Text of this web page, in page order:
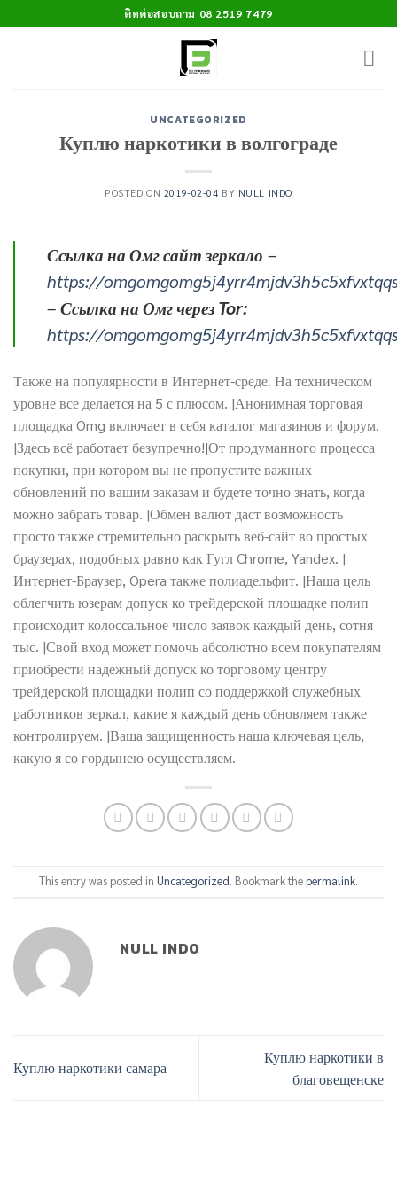
to
ติดต่อสอบถาม 08 2519 7479
UNCATEGORIZED
Куплю наркотики в волгограде
POSTED ON 2019-02-04 BY NULL INDO
Ссылка на Омг сайт зеркало –
https://
– Ссылка на Омг через Tor:
https://
Также на популярности в Интернет-среде. На техническом
уровне все делается на 5 с плюсом. |Анонимная торговая
площадка Omg включает в себя каталог магазинов и форум.
|Здесь всё работает безупречно!|От продуманного процесса
покупки, при котором вы не пропустите важных
обновлений по вашим заказам и будете точно знать, когда
можно забрать товар. |Обмен валют даст возможность
просто также стремительно раскрыть веб-сайт во простых
браузерах, подобных равно как Гугл Chrome, Yandex. |
Интернет-Браузер, Opera также полиадельфит. |Наша цель
облегчить юзерам допуск ко трейдерской площадке полип
происходит колоссальное число заявок каждый день, сотня
тыс. |Свой вход может помочь абсолютно всем покупателям
приобрести надежный допуск ко торговому центру
трейдерской площадки полип со поддержкой служебных
работников зеркал, какие я каждый день обновляем также
контролируем. |Ваша защищенность наша ключевая цель,
какую я со гордынею осуществляем.
This entry was posted in Uncategorized. Bookmark thepermalink.
NULL INDO
Куплю наркотики самара
Куплю наркотики в
благовещенске